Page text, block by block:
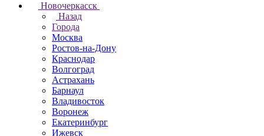
Новочеркаcск
Назад
Города
Москва
Ростов-на-Дону
Краснодар
Волгоград
Астрахань
Барнаул
Владивосток
Воронеж
Екатеринбург
Ижевск